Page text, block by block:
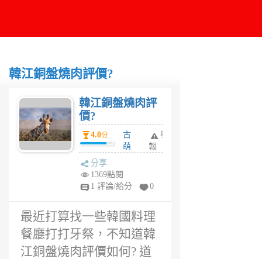
韓江銅盤燒肉評價?
韓江銅盤燒肉評
價?
4.0分
古
萌
年
舉
報
分享
1369點閱
1 評論/給分
0
最近打算找一些韓國料理
餐廳打打牙祭，不知道韓
江銅盤燒肉評價如何? 道